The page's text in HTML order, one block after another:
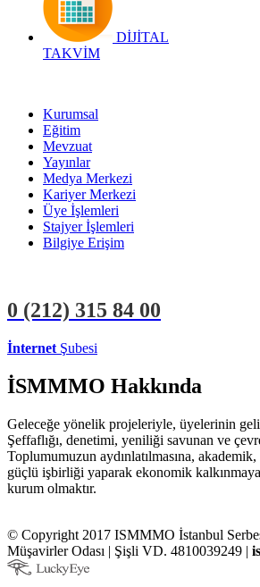
DİJİTAL
TAKVİM
Kurumsal
Eğitim
Mevzuat
Yayınlar
Medya Merkezi
Kariyer Merkezi
Üye İşlemleri
Stajyer İşlemleri
Bilgiye Erişim
0 (212) 315 84 00
İnternet Şubesi
İSMMMO Hakkında
Geleceğe yönelik projeleriyle, üyelerinin
Şeffaflığı, denetimi, yeniliği savunan ve
Toplumumuzun aydınlatılmasına,
güçlü işbirliği yaparak ekonomik
kurum olmaktır.
© Copyright 2017 ISMMMO İstanbul
Müşavirler Odası | Şişli VD. 4810039249 |